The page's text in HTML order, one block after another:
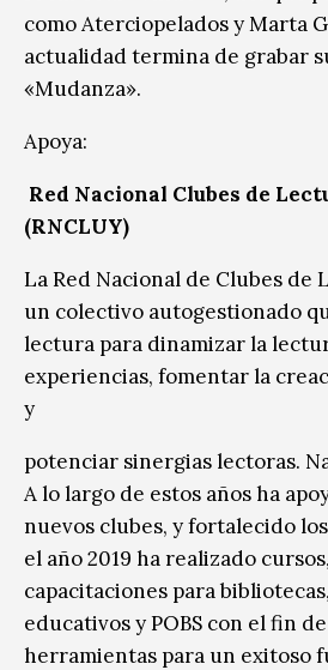
como Aterciopelados y Marta
actualidad termina de grabar
«Mudanza».
Apoya:
Red Nacional Clubes de
(RNCLUY)
La Red Nacional de Clubes de
un colectivo autogestionado
lectura para dinamizar la
experiencias, fomentar la
y
potenciar sinergias lectoras.
A lo largo de estos años ha
nuevos clubes, y fortalecido
el año 2019 ha realizado
capacitaciones para
educativos y POBS con el fin
herramientas para un exitoso